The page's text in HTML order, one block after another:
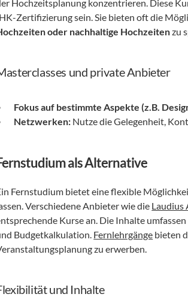
Hochzeitsplanung konzentrieren. Diese
Zertifizierung sein. Sie bieten oft die
oder nachhaltige Hochzeiten zu
und private Anbieter
Fokus auf bestimmte Aspekte (z.B.
Netzwerken: Nutze die Gelegenheit,
als Alternative
Fernstudium bietet eine flexible
Verschiedene Anbieter wie die Laudius
Kurse an. Die Inhalte
Budgetkalkulation. Fernlehrgänge bieten
zu erwerben.
und Inhalte